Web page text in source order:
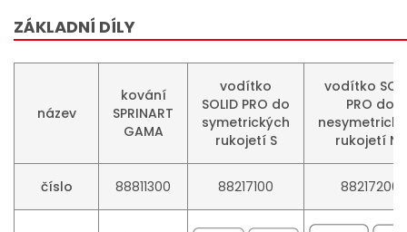
ZÁKLADNÍ DÍLY
název
kování
SPRINART
GAMA
vodítko
SOLID PRO do
symetrických
rukojetí S
vodítko
PRO do
rukojetí NS
číslo 88811300 88217100 88217200